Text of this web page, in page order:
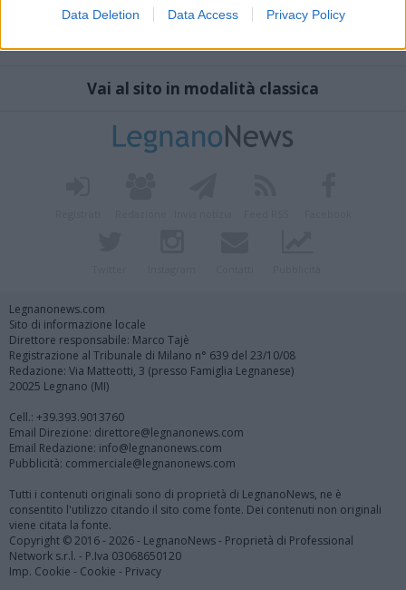
Data Deletion Data Access Privacy Policy
Vai al sito in modalità classica
Legnanonews.com
Sito di informazione locale
Direttore responsabile: Marco Tajè
Registrazione al Tribunale di Milano n° 639 del 23/10/08
Redazione: Via Matteotti, 3 (presso Famiglia Legnanese)
20025 Legnano (MI)
Cell.: +39.393.9013760
Email Direzione: direttore@legnanonews.com
Email Redazione: info@legnanonews.com
Pubblicità: commerciale@legnanonews.com
Tutti i contenuti originali sono di proprietà di LegnanoNews, ne è
consentito l'utilizzo citando il sito come fonte. Dei contenuti non originali
viene citata la fonte.
Copyright © 2016 - 2026 - LegnanoNews - Proprietà di Professional
Network s.r.l. - P.Iva 03068650120
Imp. Cookie - Cookie - Privacy